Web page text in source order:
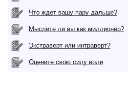
Что ждет вашу пару дальше?
Мыслите ли вы как миллионер?
Экстраверт или интраверт?
Оцените свою силу воли